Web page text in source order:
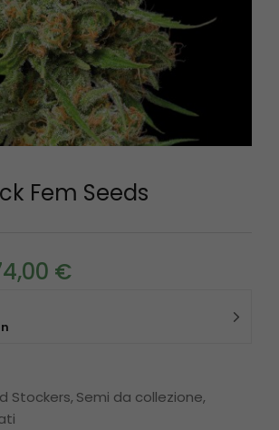
Fem Seeds
€
Stockers Semi da collezione